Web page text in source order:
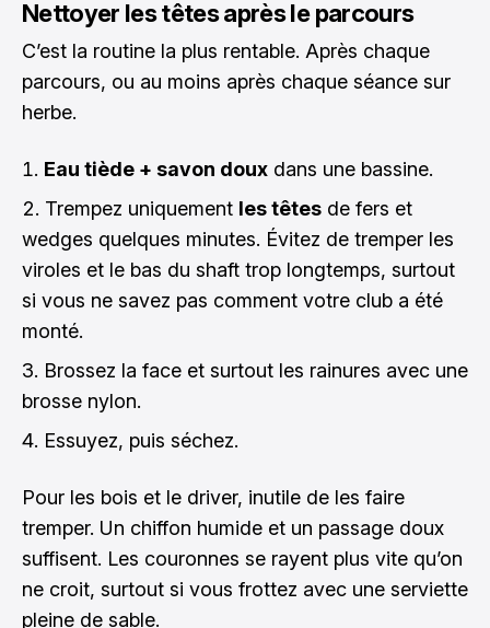
Nettoyer les têtes après le parcours
C’est la routine la plus rentable. Après chaque
parcours, ou au moins après chaque séance sur
herbe.
Eau tiède + savon doux dans une bassine.
Trempez uniquement les têtes de fers et
wedges quelques minutes. Évitez de tremper les
viroles et le bas du shaft trop longtemps, surtout
si vous ne savez pas comment votre club a été
monté.
Brossez la face et surtout les rainures avec une
brosse nylon.
Essuyez, puis séchez.
Pour les bois et le driver, inutile de les faire
tremper. Un chiffon humide et un passage doux
suffisent. Les couronnes se rayent plus vite qu’on
ne croit, surtout si vous frottez avec une serviette
pleine de sable.